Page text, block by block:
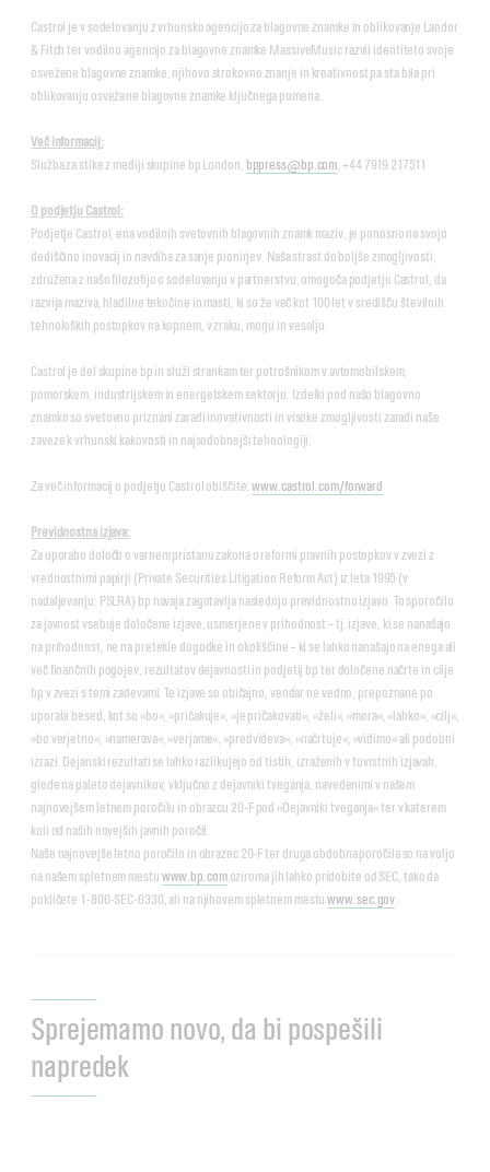
Castrol je v sodelovanju z vrhunsko agencijo za blagovne znamke in oblikovanje Landor
& Fitch ter vodilno agencijo za blagovne znamke MassiveMusic razvil identiteto svoje
osvežene blagovne znamke, njihovo strokovno znanje in kreativnost pa sta bila pri
oblikovanju osvežene blagovne znamke ključnega pomena.
Več informacij:
Služba za stike z mediji skupine bp London, bppress@bp.com , +44 7919 217511
O podjetju Castrol:
Podjetje Castrol, ena vodilnih svetovnih blagovnih znamk maziv, je ponosno na svojo
dediščino inovacij in navdiha za sanje pionirjev. Naša strast do boljše zmogljivosti,
združena z našo filozofijo o sodelovanju v partnerstvu, omogoča podjetju Castrol, da
razvija maziva, hladilne tekočine in masti, ki so že več kot 100 let v središču številnih
tehnoloških postopkov na kopnem, v zraku, morju in vesolju.
Castrol je del skupine bp in služi strankam ter potrošnikom v avtomobilskem,
pomorskem, industrijskem in energetskem sektorju. Izdelki pod našo blagovno
znamko so svetovno priznani zaradi inovativnosti in visoke zmogljivosti zaradi naše
zaveze k vrhunski kakovosti in najsodobnejši tehnologiji.
Za več informacij o podjetju Castrol obiščite:www.castrol.com/forward
Previdnostna izjava:
Za uporabo določb o varnem pristanu zakona o reformi pravnih postopkov v zvezi z
vrednostnimi papirji (Private Securities Litigation Reform Act) iz leta 1995 (v
nadaljevanju: PSLRA) bp navaja zagotavlja naslednjo previdnostno izjavo. To sporočilo
za javnost vsebuje določene izjave, usmerjene v prihodnost – tj. izjave, ki se nanašajo
na prihodnost, ne na pretekle dogodke in okoliščine – ki se lahko nanašajo na enega ali
več finančnih pogojev, rezultatov dejavnosti in podjetij bp ter določene načrte in cilje
bp v zvezi s temi zadevami. Te izjave so običajno, vendar ne vedno, prepoznane po
uporabi besed, kot so »bo«, »pričakuje«, »je pričakovati«, »želi«, »mora«, »lahko«, »cilj«,
»bo verjetno«, »namerava«, »verjame«, »predvideva«, »načrtuje«, »vidimo« ali podobni
izrazi. Dejanski rezultati se lahko razlikujejo od tistih, izraženih v tovrstnih izjavah,
glede na paleto dejavnikov, vključno z dejavniki tveganja, navedenimi v našem
najnovejšem letnem poročilu in obrazcu 20-F pod »Dejavniki tveganja« ter v katerem
koli od naših novejših javnih poročil.
Naše najnovejše letno poročilo in obrazec 20-F ter druga obdobna poročila so na voljo
na našem spletnem mestu www.bp.comoziroma jih lahko pridobite od SEC, tako da
pokličete 1-800-SEC-0330, ali na njihovem spletnem mestuwww.sec.gov
Sprejemamo novo, da bi pospešili
napredek